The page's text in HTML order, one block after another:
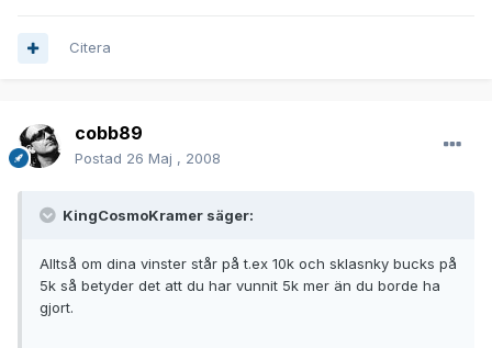
Citera
cobb89
Postad 26 Maj , 2008
KingCosmoKramer säger:
Alltså om dina vinster står på t.ex 10k och sklasnky bucks på
5k så betyder det att du har vunnit 5k mer än du borde ha
gjort.